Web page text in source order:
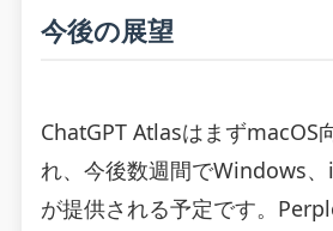
今後の展望
ChatGPT AtlasはまずmacOS
れ、今後数週間でWindows
が提供される予定です。